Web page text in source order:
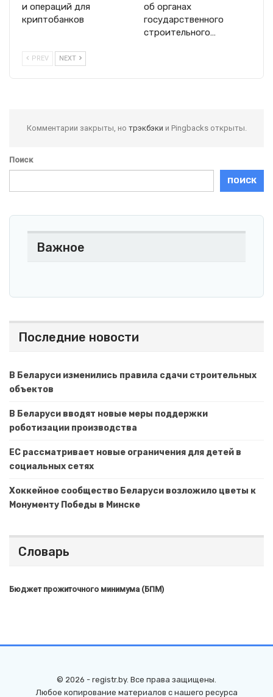
и операций для
криптобанков
об органах
государственного
строительного…
PREV NEXT
Комментарии закрыты, но трэкбэки и Pingbacks открыты.
Поиск
ПОИСК
Важное
Последние новости
В Беларуси изменились правила сдачи строительных
объектов
В Беларуси вводят новые меры поддержки
роботизации производства
ЕС рассматривает новые ограничения для детей в
социальных сетях
Хоккейное сообщество Беларуси возложило цветы к
Монументу Победы в Минске
Словарь
Бюджет прожиточного минимума (БПМ)
© 2026 - registr.by. Все права защищены.
Любое копирование материалов с нашего ресурса